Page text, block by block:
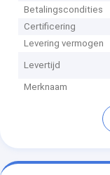
Betalingscondities
Certificering
Levering vermogen
Levertijd
Merknaam